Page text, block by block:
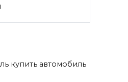
купить автомобиль